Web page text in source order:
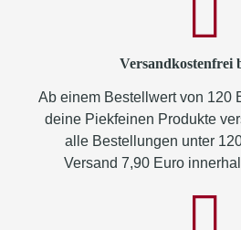
Versandkostenfrei
Ab einem Bestellwert von 120
deine Piekfeinen Produkte
alle Bestellungen unter
Versand 7,90 Euro